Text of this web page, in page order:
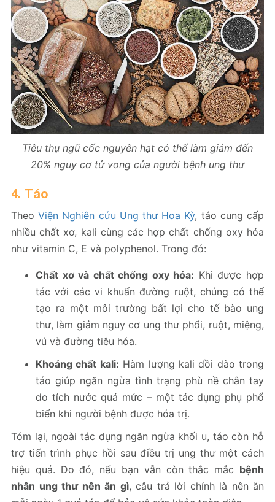
Tiêu thụ ngũ cốc nguyên hạt có thể làm giảm đến
20% nguy cơ tử vong của người bệnh ung thư
4. Táo
TheoViện Nghiên cứu Ung thư Hoa Kỳ, táo cung cấp
nhiều chất xơ, kali cùng các hợp chất chống oxy hóa
như vitamin C, E và polyphenol. Trong đó:
Chất xơ và chất chống oxy hóa: Khi được hợp
tác với các vi khuẩn đường ruột, chúng có thể
tạo ra một môi trường bất lợi cho tế bào ung
thư, làm giảm nguy cơ ung thư phổi, ruột, miệng,
vú và đường tiêu hóa.
Khoáng chất kali: Hàm lượng kali dồi dào trong
táo giúp ngăn ngừa tình trạng phù nề chân tay
do tích nước quá mức – một tác dụng phụ phổ
biến khi người bệnh được hóa trị.
Tóm lại, ngoài tác dụng ngăn ngừa khối u, táo còn hỗ
trợ tiến trình phục hồi sau điều trị ung thư một cách
hiệu quả. Do đó, nếu bạn vẫn còn thắc mắc bệnh
nhân ung thư nên ăn gì, câu trả lời chính là nên ăn